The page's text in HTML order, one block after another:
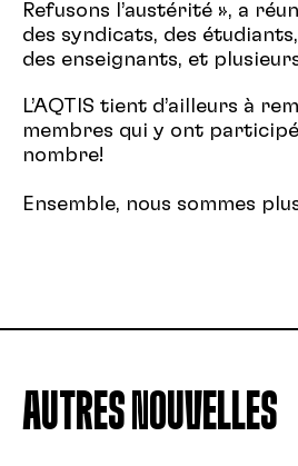
Refusons l’austérité », a
des syndicats, des
des enseignants, et
L’AQTIS tient d’ailleurs à
membres qui y ont
nombre!
Ensemble, nous sommes
AUTRES NOUVELLES